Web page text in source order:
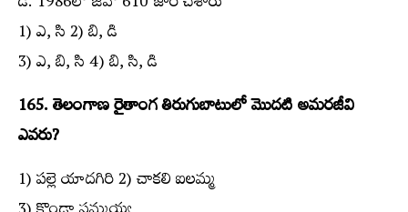
1) ఎ, సి 2) బి, డి
3) ఎ, బి, సి 4) బి, సి, డి
165. తెలంగాణ రైతాంగ తిరుగుబాటులో మొదటి అమరజీవి
ఎవరు?
1) పల్లె యాదగిరి 2) చాకలి ఐలమ్మ